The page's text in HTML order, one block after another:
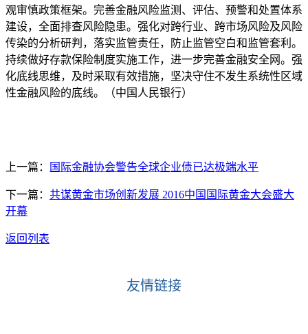
观审慎政策框架。完善金融风险监测、评估、预警和处置体系
建设，全面排查风险隐患。强化对跨行业、跨市场风险及风险
传染的分析研判，落实监管责任，防止监管空白和监管套利。
持续做好存款保险制度实施工作，进一步完善金融安全网。强
化底线思维，及时采取有效措施，坚决守住不发生系统性区域
性金融风险的底线。（中国人民银行）
上一篇： 国际金融协会警告全球企业债已达极端水平
下一篇： 共谋黄金市场创新发展 2016中国国际黄金大会盛大
开幕
返回列表
友情链接